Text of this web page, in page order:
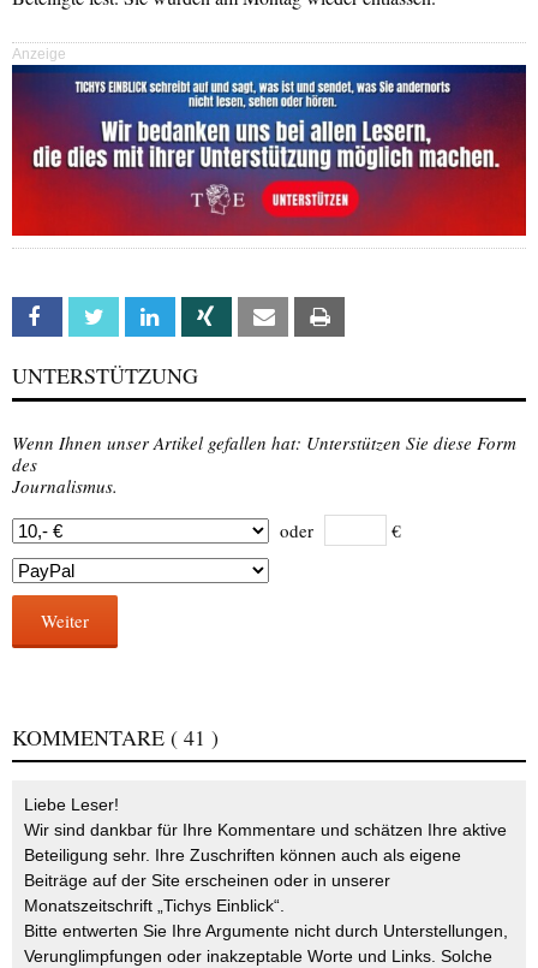
Anzeige
Facebook Twitter Linkedin Xing Email
UNTERSTÜTZUNG
Wenn Ihnen unser Artikel gefallen hat: Unterstützen Sie diese Form
des
Journalismus.
oder
€
Weiter
KOMMENTARE ( 41 )
Liebe Leser!
Wir sind dankbar für Ihre Kommentare und schätzen Ihre aktive
Beteiligung sehr. Ihre Zuschriften können auch als eigene
Beiträge auf der Site erscheinen oder in unserer
Monatszeitschrift „Tichys Einblick“.
Bitte entwerten Sie Ihre Argumente nicht durch Unterstellungen,
Verunglimpfungen oder inakzeptable Worte und Links. Solche